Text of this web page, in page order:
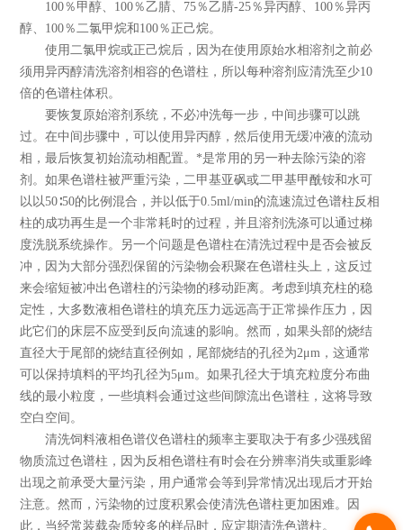
100％甲醇、100％乙腈、75％乙腈-25％异丙醇、100％异丙
醇、100％二氯甲烷和100％正己烷。
使用二氯甲烷或正己烷后，因为在使用原始水相溶剂之前必
须用异丙醇清洗溶剂相容的色谱柱，所以每种溶剂应清洗至少10
倍的色谱柱体积。
要恢复原始溶剂系统，不必冲洗每一步，中间步骤可以跳
过。在中间步骤中，可以使用异丙醇，然后使用无缓冲液的流动
相，最后恢复初始流动相配置。*是常用的另一种去除污染的溶
剂。如果色谱柱被严重污染，二甲基亚砜或二甲基甲酰铵和水可
以以50∶50的比例混合，并以低于0.5ml/min的流速流过色谱柱反相
柱的成功再生是一个非常耗时的过程，并且溶剂洗涤可以通过梯
度洗脱系统操作。另一个问题是色谱柱在清洗过程中是否会被反
冲，因为大部分强烈保留的污染物会积聚在色谱柱头上，这反过
来会缩短被冲出色谱柱的污染物的移动距离。考虑到填充柱的稳
定性，大多数液相色谱柱的填充压力远远高于正常操作压力，因
此它们的床层不应受到反向流速的影响。然而，如果头部的烧结
直径大于尾部的烧结直径例如，尾部烧结的孔径为2μm，这通常
可以保持填料的平均孔径为5μm。如果孔径大于填充粒度分布曲
线的最小粒度，一些填料会通过这些间隙流出色谱柱，这将导致
空白空间。
清洗饲料液相色谱仪色谱柱的频率主要取决于有多少强残留
物质流过色谱柱，因为反相色谱柱有时会在分辨率消失或重影峰
出现之前承受大量污染，用户通常会等到异常情况出现后才开始
注意。然而，污染物的过度积累会使清洗色谱柱更加困难。因
此，当经常装载杂质较多的样品时，应定期清洗色谱柱。